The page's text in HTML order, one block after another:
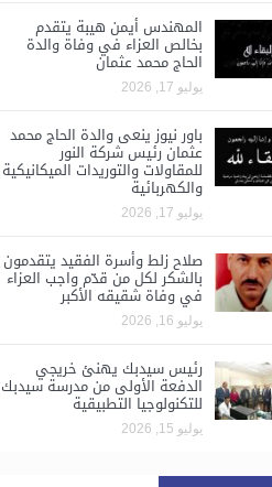
المهندس أيمن هيبة يتقدم
بخالص العزاء في وفاة والدة
الحاج محمد عثمان
يوليو 17, 2026
باور نيوز ينعى والدة الحاج محمد
عثمان رئيس شركة النور
للمقاولات والتوريدات الميكانيكية
والكهربائية
يوليو 17, 2026
صلاح زلط وأسرة الفقيد يتقدمون
بالشكر لكل من قدّم واجب العزاء
في وفاة شقيقه الأكبر
يوليو 16, 2026
رئيس سيدبك يهنئ خريجي
الدفعة الأولى من مدرسة سيدبك
للتكنولوجيا التطبيقية
يوليو 15, 2026